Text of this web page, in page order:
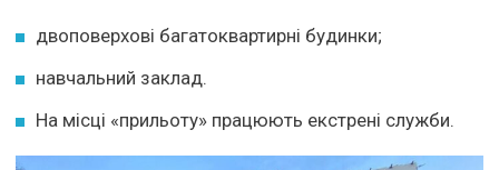
двоповерхові багатоквартирні будинки;
навчальний заклад.
На місці «прильоту» працюють екстрені служби.